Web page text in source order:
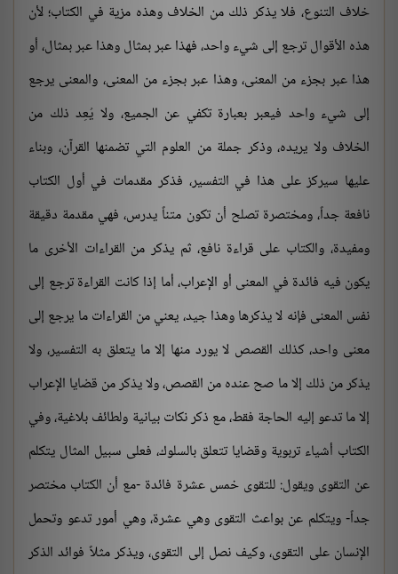
خلاف التنوع، فلا يذكر ذلك من الخلاف وهذه مزية في الكتاب؛ لأن
هذه الأقوال ترجع إلى شيء واحد، فهذا عبر بمثال وهذا عبر بمثال، أو
هذا عبر بجزء من المعنى، وهذا عبر بجزء من المعنى، والمعنى يرجع
إلى شيء واحد فيعبر بعبارة تكفي عن الجميع، ولا يُعِد ذلك من
الخلاف ولا يريده، وذكر جملة من العلوم التي تضمنها القرآن، وبناء
عليها سيركز على هذا في التفسير، فذكر مقدمات في أول الكتاب
نافعة جداً، ومختصرة تصلح أن تكون متناً يدرس، فهي مقدمة دقيقة
ومفيدة، والكتاب على قراءة نافع، ثم يذكر من القراءات الأخرى ما
يكون فيه فائدة في المعنى أو الإعراب، أما إذا كانت القراءة ترجع إلى
نفس المعنى فإنه لا يذكرها وهذا جيد، يعني من القراءات ما يرجع إلى
معنى واحد، كذلك القصص لا يورد منها إلا ما يتعلق به التفسير، ولا
يذكر من ذلك إلا ما صح عنده من القصص، ولا يذكر من قضايا الإعراب
إلا ما تدعو إليه الحاجة فقط، مع ذكر نكات بيانية ولطائف بلاغية، وفي
الكتاب أشياء تربوية وقضايا تتعلق بالسلوك، فعلى سبيل المثال يتكلم
عن التقوى ويقول: للتقوى خمس عشرة فائدة -مع أن الكتاب مختصر
جداً- ويتكلم عن بواعث التقوى وهي عشرة، وهي أمور تدعو وتحمل
الإنسان على التقوى، وكيف نصل إلى التقوى، ويذكر مثلاً فوائد الذكر